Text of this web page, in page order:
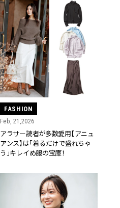
FASHION
Feb, 21,2026
アラサー読者が多数愛用【アニュ
アンス】は「着るだけで盛れちゃ
う」キレイめ服の宝庫！